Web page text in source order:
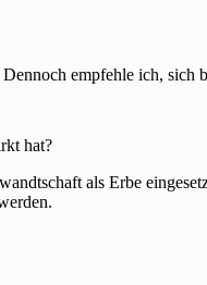
empfehle ich, sich
hat?
als Erbe